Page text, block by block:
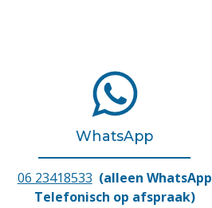
WhatsApp
06 23418533 (alleen WhatsApp
Telefonisch op afspraak)